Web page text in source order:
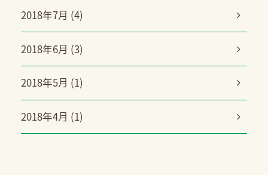
2018年7月 (4)
2018年6月 (3)
2018年5月 (1)
2018年4月 (1)